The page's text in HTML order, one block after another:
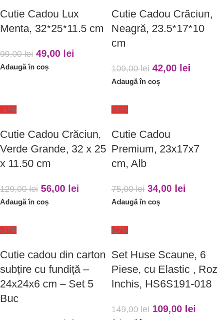
Cutie Cadou Lux
Menta, 32*25*11.5 cm
99,00lei 49,00 lei
Adaugă în coș
Cutie Cadou Crăciun,
Neagră, 23.5*17*10
cm
109,00lei 42,00 lei
Adaugă în coș
-57%
Cutie Cadou Crăciun,
Verde Grande, 32 x 25
x 11.50 cm
129,00lei 56,00 lei
Adaugă în coș
-55%
Cutie Cadou
Premium, 23x17x7
cm, Alb
75,00lei 34,00 lei
Adaugă în coș
-37%
Cutie cadou din carton
subțire cu fundiță –
24x24x6 cm – Set 5
Buc
-27%
Set Huse Scaune, 6
Piese, cu Elastic , Roz
Inchis, HS6S191-018
149,00lei 109,00 lei